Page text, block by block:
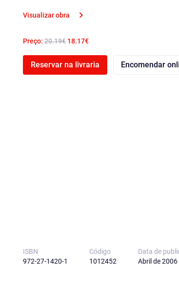
Visualizar obra
Preço: 20.19€ 18.17€
Reservar na livraria Encomendar
ISBN
972-27-1420-1
Código
1012452
Data de
Abril de 2006